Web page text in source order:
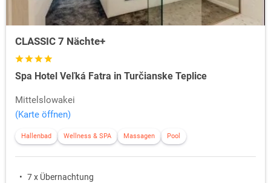
CLASSIC 7 Nächte+
Spa Hotel Veľká Fatra in Turčianske Teplice
Mittelslowakei
(Karte öffnen)
Hallenbad Wellness & SPA Massagen Pool
7 x Übernachtung